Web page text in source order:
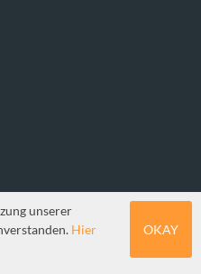
unserer
Hier
OKAY